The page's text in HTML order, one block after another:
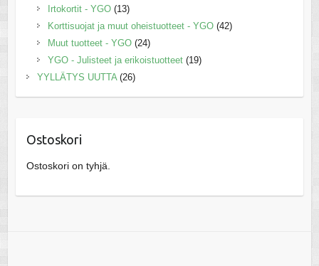
Irtokortit - YGO (13)
Korttisuojat ja muut oheistuotteet - YGO (42)
Muut tuotteet - YGO (24)
YGO - Julisteet ja erikoistuotteet (19)
YYLLÄTYS UUTTA (26)
Ostoskori
Ostoskori on tyhjä.